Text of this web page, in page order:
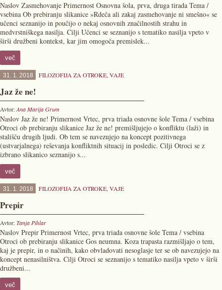
Naslov Zasmehovanje Primernost Osnovna šola, prva, druga tirada Tema /
vsebina Ob prebiranju slikanice »Rdeča ali zakaj zasmehovanje ni smešno« se
učenci seznanijo in poučijo o nekaj osnovnih značilnostih strahu in
medvrstniškega nasilja. Cilji Učenci se seznanijo s tematiko nasilja vpeto v
širši družbeni kontekst, kar jim omogoča premislek...
več
31. 1. 2018 FILOZOFIJA ZA OTROKE, VAJE
Jaz že ne!
Avtor:Ana Marija Grum
Naslov Jaz že ne! Primernost Vrtec, prva triada osnovne šole Tema / vsebina
Otroci ob prebiranju slikanice Jaz že ne! premišljujejo o konfliktu (laži) in
stališču drugih ljudi. Ob tem se navezujejo na koncept pozitivnega
(ustvarjalnega) reševanja konfliktnih situacij in posledic. Cilji Otroci se z
izbrano slikanico seznanijo s...
več
31. 1. 2018 FILOZOFIJA ZA OTROKE, VAJE
Prepir
Avtor:Tanja Pihlar
Naslov Prepir Primernost Vrtec, prva triada osnovne šole Tema / vsebina
Otroci ob prebiranju slikanice Gos neumna. Koza trapasta razmišljajo o tem,
kaj je prepir, in o načinih, kako obvladovati nesoglasje ter se ob navezujejo na
koncept nenasilništva. Cilji Otroci se seznanijo s tematiko nasilja vpeto v širši
družbeni...
več